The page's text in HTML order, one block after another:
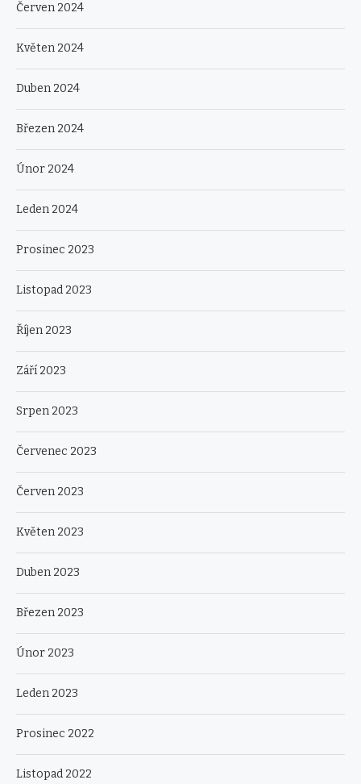
Červen 2024
Květen 2024
Duben 2024
Březen 2024
Únor 2024
Leden 2024
Prosinec 2023
Listopad 2023
Říjen 2023
Září 2023
Srpen 2023
Červenec 2023
Červen 2023
Květen 2023
Duben 2023
Březen 2023
Únor 2023
Leden 2023
Prosinec 2022
Listopad 2022